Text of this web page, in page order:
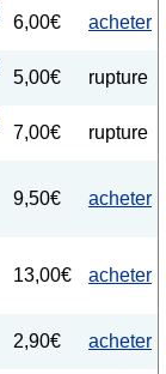
6,00€ acheter
5,00€ rupture
7,00€ rupture
9,50€ acheter
13,00€ acheter
2,90€ acheter